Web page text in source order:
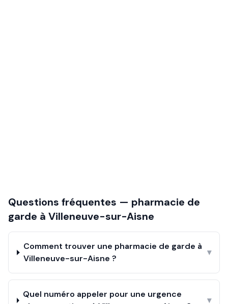
Questions fréquentes — pharmacie de
garde à Villeneuve-sur-Aisne
Comment trouver une pharmacie de garde à
Villeneuve-sur-Aisne ?
▾
Quel numéro appeler pour une urgence
▾